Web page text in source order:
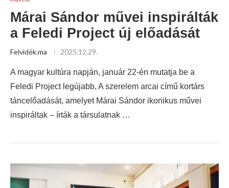
Márai Sándor művei inspirálták
a Feledi Project új előadását
Felvidék.ma 2025.12.29.
A magyar kultúra napján, január 22-én mutatja be a
Feledi Project legújabb, A szerelem arcai című kortárs
táncelőadását, amelyet Márai Sándor ikonikus művei
inspiráltak – írták a társulatnak …